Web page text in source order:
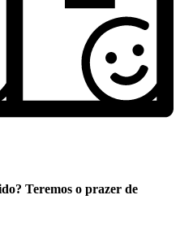
Teremos o prazer de